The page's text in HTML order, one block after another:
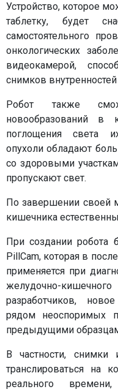
Устройство, которое
таблетку, будет
самостоятельного
онкологических
видеокамерой,
снимков внутренностей
Робот также
новообразований в
поглощения света
опухоли обладают
со здоровыми
пропускают свет.
По завершении своей
кишечника
При создании робота
PillCam, которая в
применяется при
желудочно-
разработчиков,
рядом неоспоримых
предыдущими
В частности, снимки
транслироваться на
реального